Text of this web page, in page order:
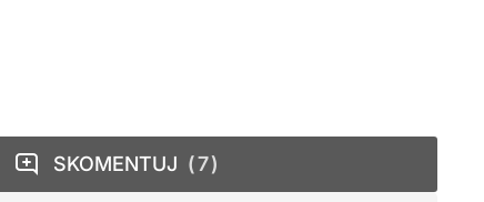
SKOMENTUJ 7